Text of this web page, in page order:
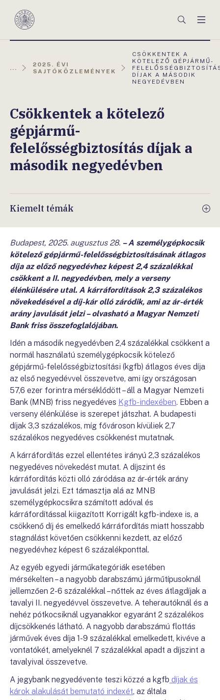
Magyar
Keresés
...
2025. ÉVI
SAJTÓKÖZLEMÉNYEK
AKTUÁLIS
OLDAL:
CSÖKKENTEK A
KÖTELEZŐ GÉPJÁRMŰ-
DÍJAK A MÁSODIK
NEGYEDÉVBEN
Csökkentek a kötelező
gépjármű-
felelősségbiztosítás díjak a
második negyedévben
Kiemelt témák
Budapest, 2025. augusztus 28. – A személygépkocsik
kötelező gépjármű-felelősségbiztosításának átlagos
díja az előző negyedévhez képest 2,4 százalékkal
csökkent a II. negyedévben, melya verseny
élénkülésére utal. A kárráfordítások 2,3 százalékos
növekedésével adíj-kár olló záródik, ami az ár-érték
arány javulását jelzi – olvasható a Magyar Nemzeti
Bank friss összefoglalójában.
Idén a második negyedévben 2,4 százalékkal csökkent a
normál használatú személygépkocsik kötelező
gépjármű-felelősségbiztosítási (kgfb) átlagos éves díja
az első negyedévvel összevetve, ami így országosan
57,6 ezer forintra mérséklődött – áll a Magyar Nemzeti
Bank (MNB) friss negyedéves Kgfb-indexében. Ebben a
verseny élénkülése is szerepet játszhat. A budapesti
díjak 3,3 százalékos, míg fővároson kívüliek 2,7
százalékos negyedéves csökkenést mutatnak.
A kárráfordítás ezzel ellentétes irányú 2,3 százalékos
negyedéves növekedést mutat. A díjszint és
kárráfordítás közti olló záródása az ár-érték arány
javulását jelzi. Ezt támasztja alá az MNB
személygépkocsikra számított adóval és
kárráfordítással kiigazított Korrigált kgfb-indexe is, a
csökkenő díj és emelkedő kárráfordítás miatt hosszabb
stagnálást követően csökkenni kezdett, az előző
negyedévhez képest 6 százalékponttal.
Az egyéb egyedi járműkategóriák esetében
mérsékelten – a nagyobb darabszámú járműtípusoknál
jellemzően 2-6 százalékkal – nőttek az éves átlagdíjak a
tavalyi II. negyedévvel összevetve. A teherautóknál és a
nehéz pótkocsiknál ugyanakkor egyaránt 2 százalékos
díjcsökkenés látható. A nagyobb darabszámú flottás
járművek éves díja 1-9 százalékkal emelkedett, kivéve a
vontatókét, amelyeknél 7 százalékkal apadt a díjszint a
tavalyival összevetve.
A jegybank negyedévente teszi közzé a kgfb díjak és
károk alakulását bemutató indexét, az általa